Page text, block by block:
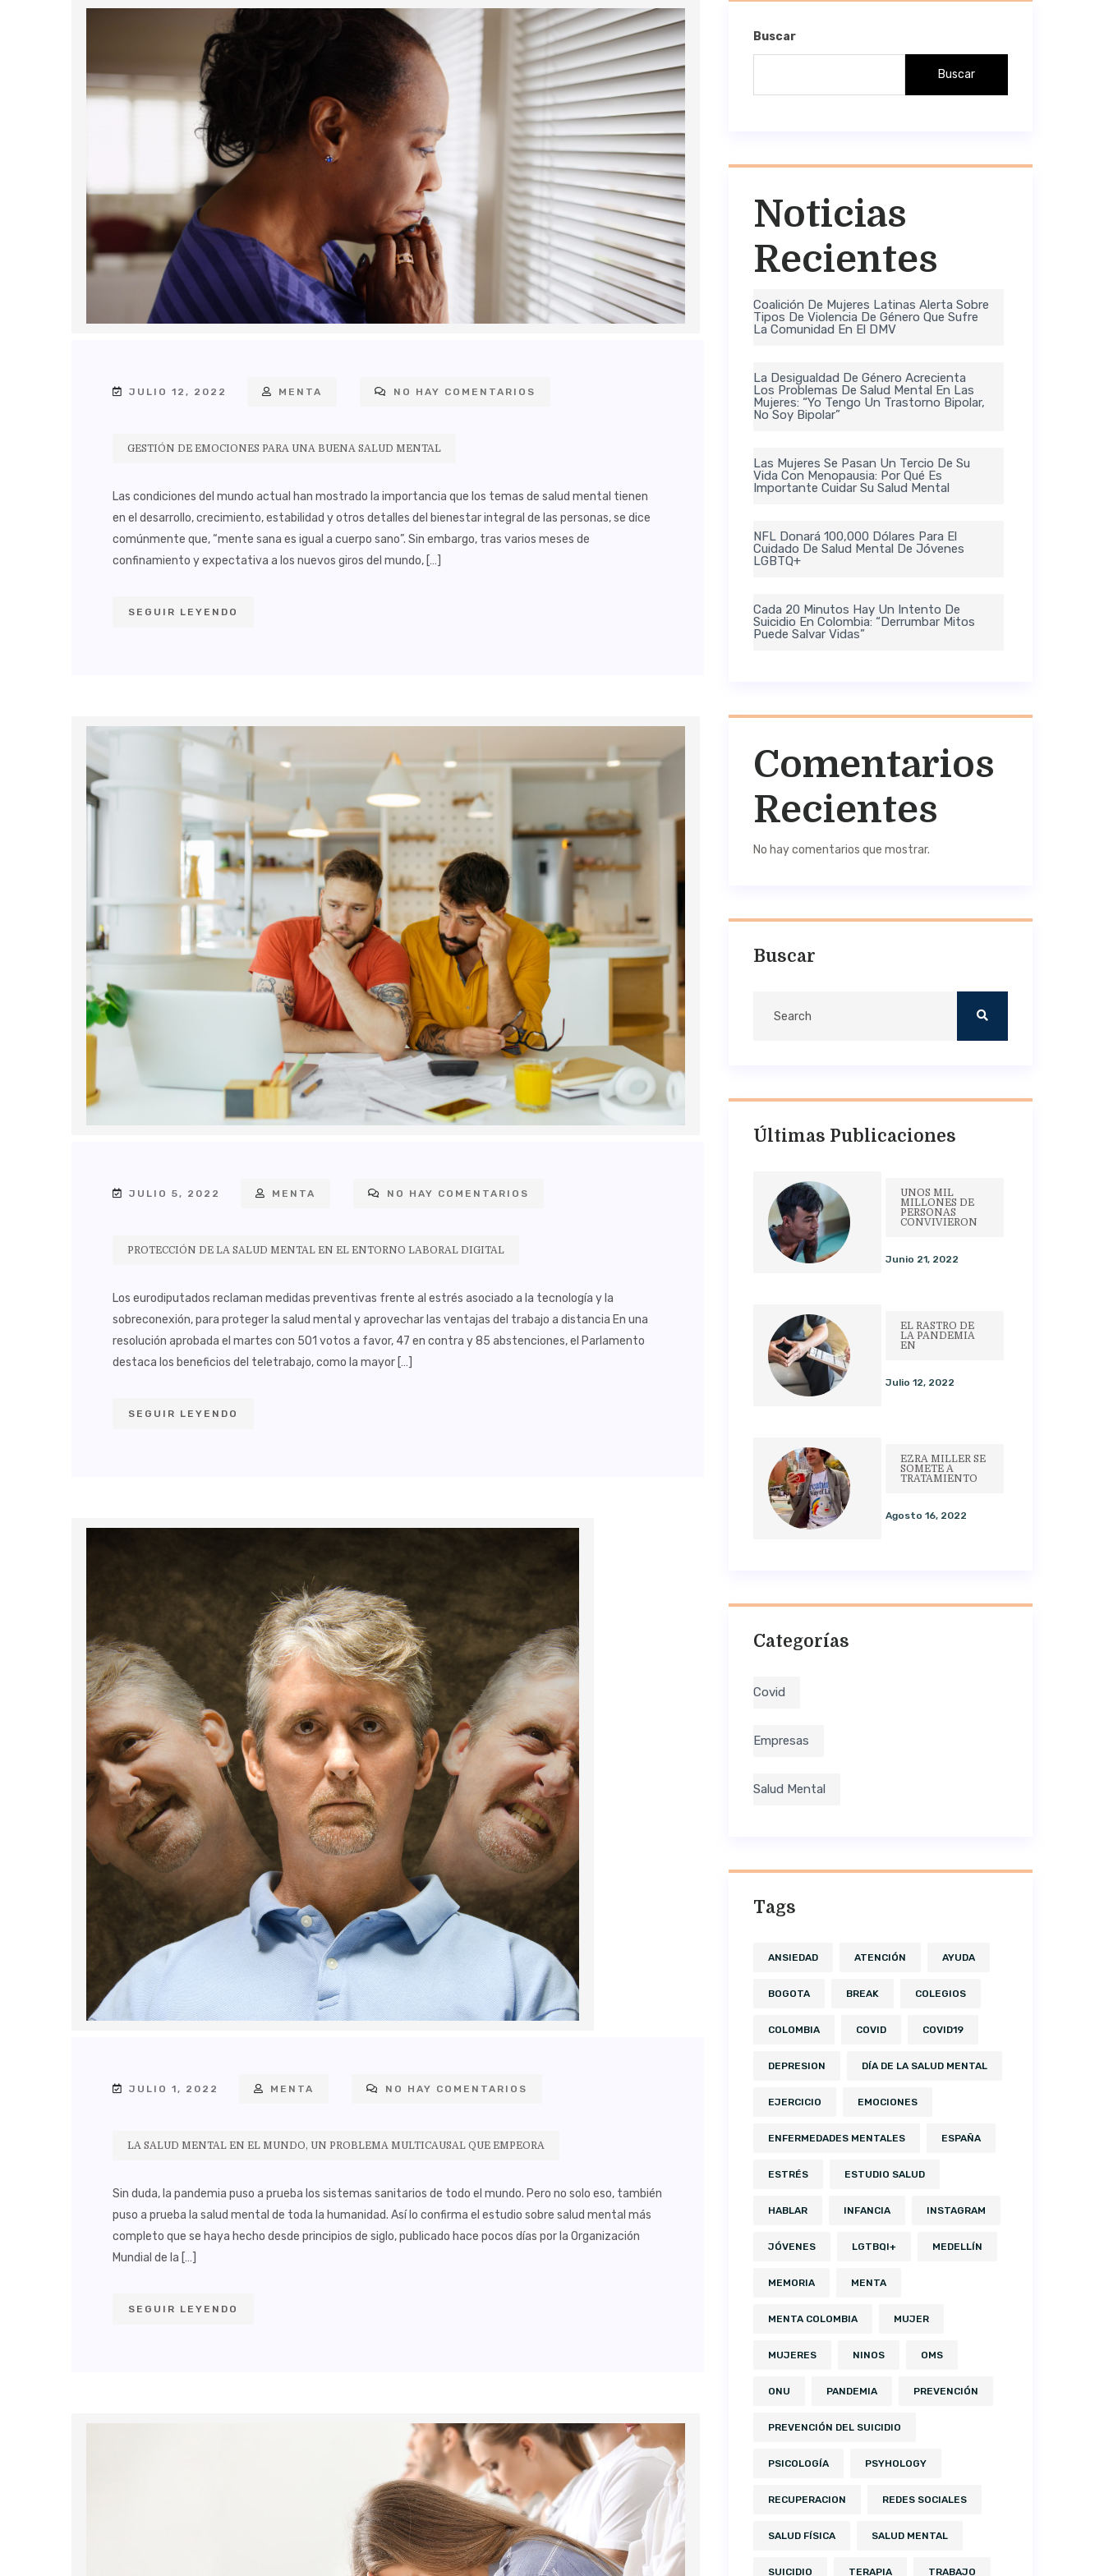
JULIO 12, 2022 MENTA NO HAY COMENTARIOS
GESTIÓN DE EMOCIONES PARA UNA BUENA SALUD MENTAL
Las condiciones del mundo actual han mostrado la importancia que los temas de salud mental tienen
en el desarrollo, crecimiento, estabilidad y otros detalles del bienestar integral de las personas, se dice
comúnmente que, “mente sana es igual a cuerpo sano”. Sin embargo, tras varios meses de
confinamiento y expectativa a los nuevos giros del mundo, […]
SEGUIR LEYENDO
JULIO 5, 2022 MENTA NO HAY COMENTARIOS
PROTECCIÓN DE LA SALUD MENTAL EN EL ENTORNO LABORAL DIGITAL
Los eurodiputados reclaman medidas preventivas frente al estrés asociado a la tecnología y la
sobreconexión, para proteger la salud mental y aprovechar las ventajas del trabajo a distancia En una
resolución aprobada el martes con 501 votos a favor, 47 en contra y 85 abstenciones, el Parlamento
destaca los beneficios del teletrabajo, como la mayor […]
SEGUIR LEYENDO
JULIO 1, 2022 MENTA NO HAY COMENTARIOS
LA SALUD MENTAL EN EL MUNDO, UN PROBLEMA MULTICAUSAL QUE EMPEORA
Sin duda, la pandemia puso a prueba los sistemas sanitarios de todo el mundo. Pero no solo eso, también
puso a prueba la salud mental de toda la humanidad. Así lo confirma el estudio sobre salud mental más
completo que se haya hecho desde principios de siglo, publicado hace pocos días por la Organización
Mundial de la […]
SEGUIR LEYENDO
Buscar
Buscar
Noticias
Recientes
Coalición De Mujeres Latinas Alerta Sobre
Tipos De Violencia De Género Que Sufre
La Comunidad En El DMV
La Desigualdad De Género Acrecienta
Los Problemas De Salud Mental En Las
Mujeres: “Yo Tengo Un Trastorno Bipolar,
No Soy Bipolar”
Las Mujeres Se Pasan Un Tercio De Su
Vida Con Menopausia: Por Qué Es
Importante Cuidar Su Salud Mental
NFL Donará 100,000 Dólares Para El
Cuidado De Salud Mental De Jóvenes
LGBTQ+
Cada 20 Minutos Hay Un Intento De
Suicidio En Colombia: “Derrumbar Mitos
Puede Salvar Vidas”
Comentarios
Recientes
No hay comentarios que mostrar.
Buscar
Últimas Publicaciones
UNOS MIL
MILLONES DE
PERSONAS
CONVIVIERON
Junio 21, 2022
EL RASTRO DE
LA PANDEMIA
EN
Julio 12, 2022
EZRA MILLER SE
SOMETE A
TRATAMIENTO
Agosto 16, 2022
Categorías
Covid
Empresas
Salud Mental
Tags
ANSIEDAD ATENCIÓN AYUDA
BOGOTA BREAK COLEGIOS
COLOMBIA COVID COVID19
DEPRESION DÍA DE LA SALUD MENTAL
EJERCICIO EMOCIONES
ENFERMEDADES MENTALES ESPAÑA
ESTRÉS ESTUDIO SALUD
HABLAR INFANCIA INSTAGRAM
JÓVENES LGTBQI+ MEDELLÍN
MEMORIA MENTA
MENTA COLOMBIA MUJER
MUJERES NINOS OMS
ONU PANDEMIA PREVENCIÓN
PREVENCIÓN DEL SUICIDIO
PSICOLOGÍA PSYHOLOGY
RECUPERACION REDES SOCIALES
SALUD FÍSICA SALUD MENTAL
SUICIDIO TERAPIA TRABAJO